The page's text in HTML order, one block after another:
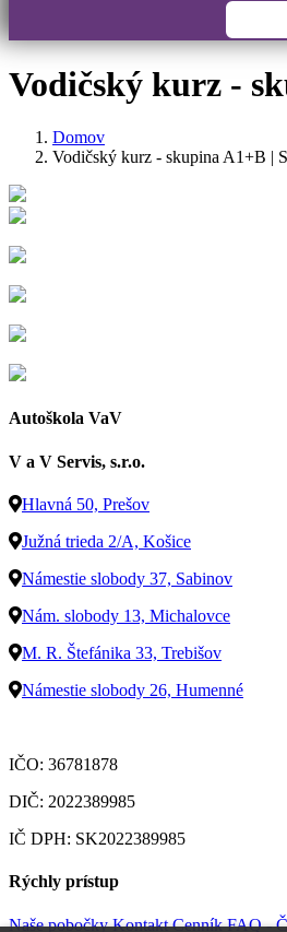
Vodičský kurz -
Domov
Vodičský kurz - skupina A1+B |
Autoškola VaV
V a V Servis, s.r.o.
Hlavná 50, Prešov
Južná trieda 2/A, Košice
Námestie slobody 37, Sabinov
Nám. slobody 13, Michalovce
M. R. Štefánika 33, Trebišov
Námestie slobody 26, Humenné
IČO: 36781878
DIČ: 2022389985
IČ DPH: SK2022389985
Rýchly prístup
Naše pobočky Kontakt Cenník FAQ -